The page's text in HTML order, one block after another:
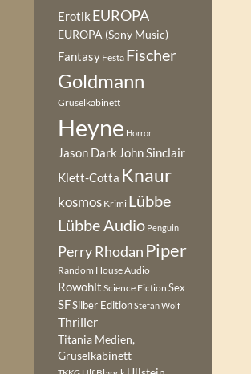
Erotik EUROPA
EUROPA (Sony Music)
Fantasy Festa Fischer
Goldmann
Gruselkabinett
Heyne Horror
Jason Dark John Sinclair
Klett-Cotta Knaur
kosmos Krimi Lübbe
Lübbe Audio Penguin
Perry Rhodan Piper
Random House Audio
Rowohlt Science Fiction Sex
SFSilber EditionStefan Wolf
Thriller
Titania Medien,
Gruselkabinett